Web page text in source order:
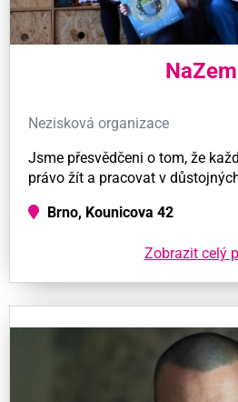
Nezisková organizace
Jsme přesvědčeni o tom, že
právo žít a pracovat v
Brno, Kounicova 42
Zobrazit celý